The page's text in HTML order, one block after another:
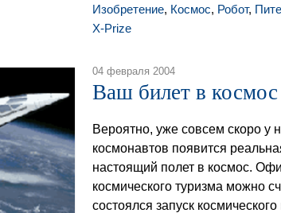
Изобретение, Космос, Робот,
X-Prize
04 февраля 2004
Ваш билет в космос
Вероятно, уже совсем скоро у
космонавтов появится
настоящий полет в космос.
космического туризма можно
состоялся запуск